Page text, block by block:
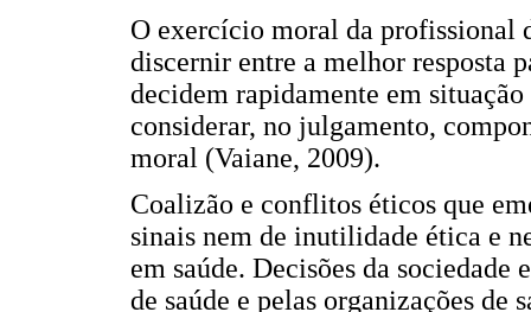
O exercício moral da profissional
discernir entre a melhor resposta
decidem rapidamente em
considerar, no julgamento,
moral (Vaiane, 2009).
Coalizão e conflitos éticos que
sinais nem de inutilidade ética e
em saúde. Decisões da
de saúde e pelas organizações